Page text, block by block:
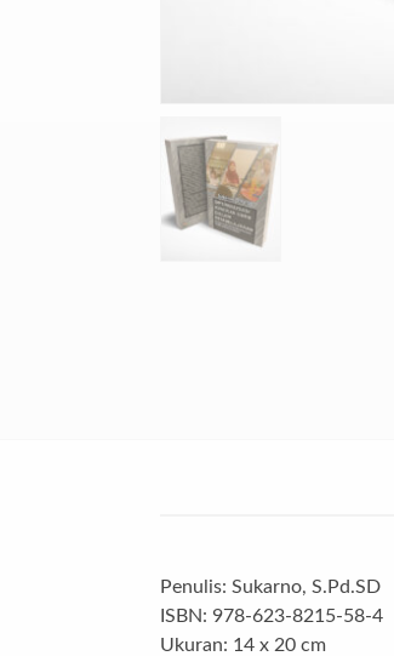
Penulis: Sukarno, S.Pd.SD
ISBN: 978-623-8215-58-4
Ukuran: 14 x 20 cm